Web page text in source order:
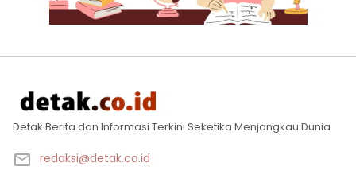
Detak Berita dan Informasi Terkini Seketika Menjangkau Dunia
redaksi@detak.co.id